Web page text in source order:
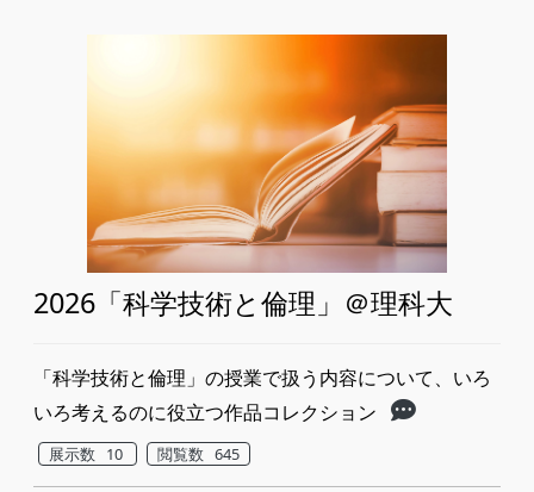
2026「科学技術と倫理」＠理科大
「科学技術と倫理」の授業で扱う内容について、いろ
いろ考えるのに役立つ作品コレクション
展示数 10 閲覧数 645